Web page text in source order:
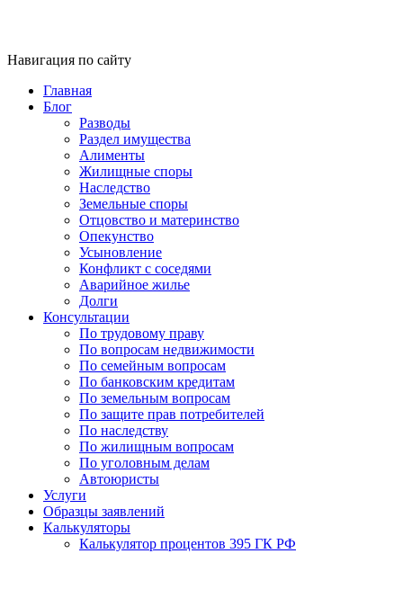
Навигация по сайту
Главная
Блог
Разводы
Раздел имущества
Алименты
Жилищные споры
Наследство
Земельные споры
Отцовство и материнство
Опекунство
Усыновление
Конфликт с соседями
Аварийное жилье
Долги
Консультации
По трудовому праву
По вопросам недвижимости
По семейным вопросам
По банковским кредитам
По земельным вопросам
По защите прав потребителей
По наследству
По жилищным вопросам
По уголовным делам
Автоюристы
Услуги
Образцы заявлений
Калькуляторы
Калькулятор процентов 395 ГК РФ